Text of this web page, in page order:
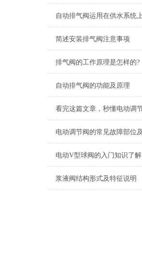
简述安装排气阀注意事项
排气阀的工作原理是怎样的?
自动排气阀的功能及原理
电动V型球阀的入门知识了解
浆液阀结构形式及特征说明